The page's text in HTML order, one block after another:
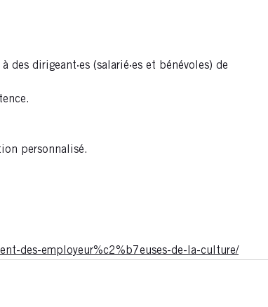
dirigeant·es (salarié·es et bénévoles) de
personnalisé.
des-employeur%c2%b7euses-de-la-culture/